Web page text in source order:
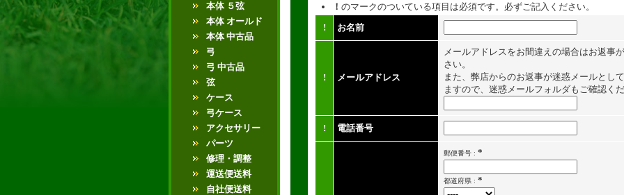
本体 ５弦
本体 オールド
本体 中古品
弓
弓 中古品
弦
ケース
弓ケース
アクセサリー
パーツ
修理・調整
運送便送料
自社便送料
！ のマークのついている項目は必須です。必ずご記入ください。
!
お名前
! メールアドレス
メールアドレスをお間違えの場合はお返事
さい。
また、弊店からのお返事が迷惑メールとし
ますので、迷惑メールフォルダもご確認く
! 電話番号
郵便番号 : *
都道府県 : *